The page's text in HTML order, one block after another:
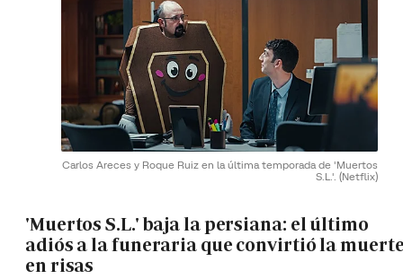
Carlos Areces y Roque Ruiz en la última temporada de 'Muertos
S.L.'. (Netflix)
'Muertos S.L.' baja la persiana: el último
adiós a la funeraria que convirtió la
en risas